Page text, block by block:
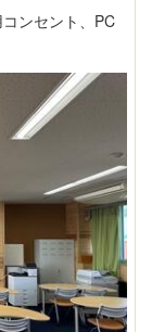
ンセント、PC